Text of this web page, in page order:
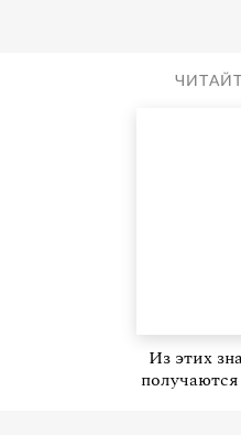
Из этих